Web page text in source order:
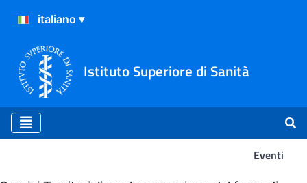
Istituto Superiore di Sanità
Eventi